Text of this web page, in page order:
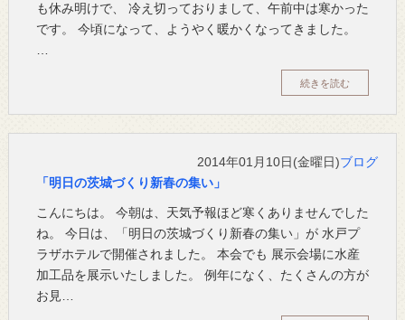
も休み明けで、 冷え切っておりまして、午前中は寒かった
です。 今頃になって、ようやく暖かくなってきました。
続きを読む
2014年01月10日(金曜日)ブログ
「明日の茨城づくり新春の集い」
こんにちは。 今朝は、天気予報ほど寒くありませんでした
ね。 今日は、「明日の茨城づくり新春の集い」が 水戸プ
ラザホテルで開催されました。 本会でも 展示会場に水産
加工品を展示いたしました。 例年になく、たくさんの方が
お見…